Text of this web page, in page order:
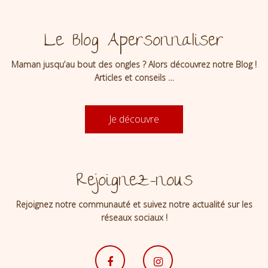
Le Blog Apersonnaliser
Maman jusqu’au bout des ongles ? Alors découvrez notre Blog !
Articles et conseils …
Je découvre
Rejoignez-nous
Rejoignez notre communauté et suivez notre actualité sur les
réseaux sociaux !